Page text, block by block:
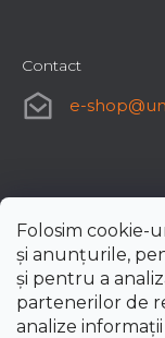
Folosim cookie-
și anunțurile,
și pentru a
partenerilor de
analize
Contact
e-shop@